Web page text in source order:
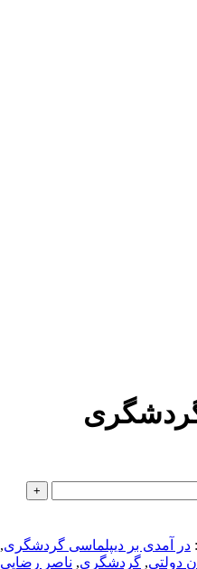
در آمدی بر دیپلماسی گردشگری,
دولتی, گردشگری, ناصر رضایی